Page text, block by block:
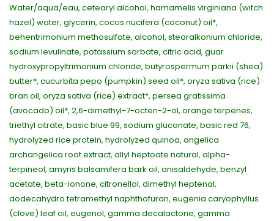
Water/aqua/eau, cetearyl alcohol, hamamelis virginiana (witch
hazel) water, glycerin, cocos nucifera (coconut) oil*,
behentrimonium methosulfate, alcohol, stearalkonium chloride,
sodium levulinate, potassium sorbate, citric acid, guar
hydroxypropyltrimonium chloride, butyrospermum parkii (shea)
butter*, cucurbita pepo (pumpkin) seed oil*, oryza sativa (rice)
bran oil, oryza sativa (rice) extract*, persea gratissima
(avocado) oil*, 2,6-dimethyl-7-octen-2-ol, orange terpenes,
triethyl citrate, basic blue 99, sodium gluconate, basic red 76,
hydrolyzed rice protein, hydrolyzed quinoa, angelica
archangelica root extract, allyl heptoate natural, alpha-
terpineol, amyris balsamifera bark oil, anisaldehyde, benzyl
acetate, beta-ionone, citronellol, dimethyl heptenal,
dodecahydro tetramethyl naphthofuran, eugenia caryophyllus
(clove) leaf oil, eugenol, gamma decalactone, gamma